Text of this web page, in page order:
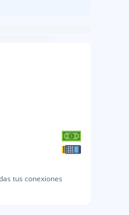
tus conexiones